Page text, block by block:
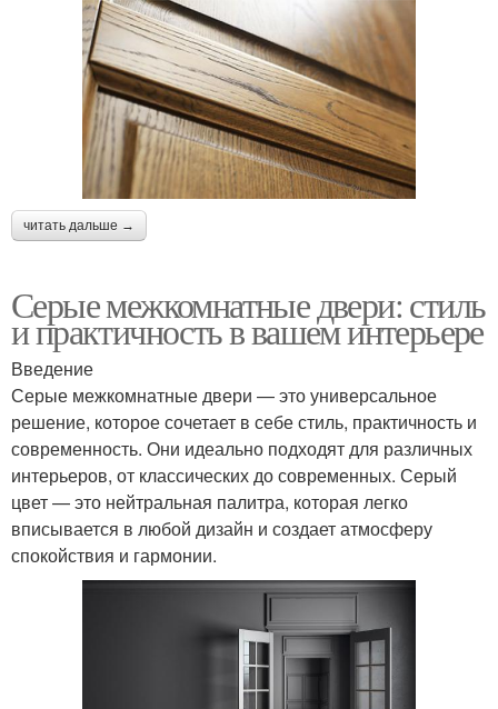
читать дальше →
Серые межкомнатные двери: стиль
и практичность в вашем интерьере
Введение
Серые межкомнатные двери — это универсальное
решение, которое сочетает в себе стиль, практичность и
современность. Они идеально подходят для различных
интерьеров, от классических до современных. Серый
цвет — это нейтральная палитра, которая легко
вписывается в любой дизайн и создает атмосферу
спокойствия и гармонии.